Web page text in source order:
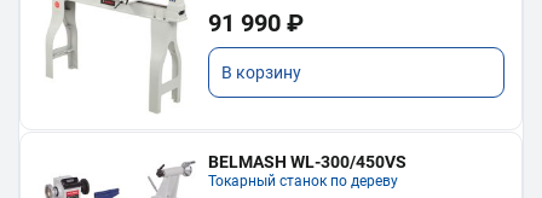
91 990 ₽
В корзину
BELMASH WL-300/450VS
Токарный станок по дереву